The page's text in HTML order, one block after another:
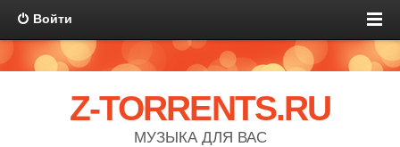
Войти
Z-TORRENTS.RU
МУЗЫКА ДЛЯ ВАС